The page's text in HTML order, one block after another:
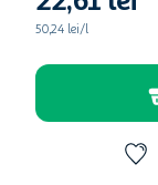
50,24 lei/l